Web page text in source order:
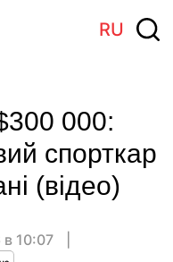
RU
000:
спорткар
(відео)
в 10:07